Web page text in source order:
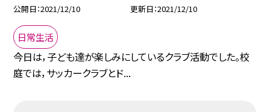
公開日 2021/12/10 更新日 2021/12/10
日常生活
今日は，子ども達が楽しみにしているクラブ活動でした。校
庭では，サッカークラブとド...